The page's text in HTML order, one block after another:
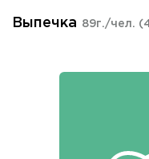
Выпечка 89г./чел.